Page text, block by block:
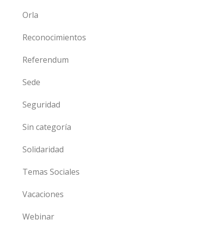
Orla
Reconocimientos
Referendum
Sede
Seguridad
Sin categoría
Solidaridad
Temas Sociales
Vacaciones
Webinar